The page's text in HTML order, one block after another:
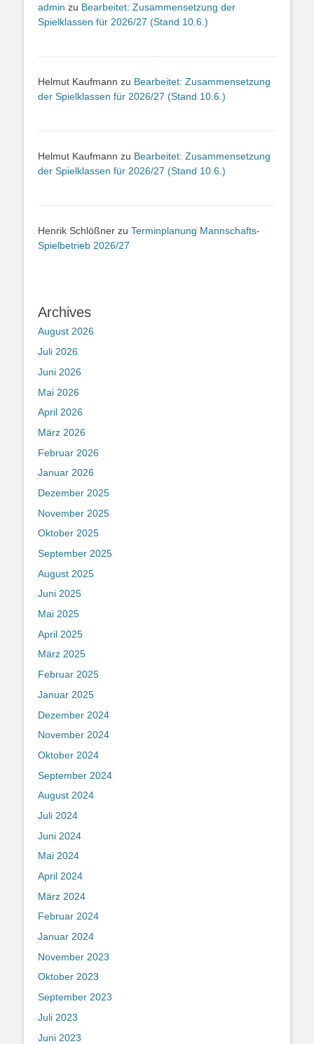
admin zu Bearbeitet: Zusammensetzung der
Spielklassen für 2026/27 (Stand 10.6.)
Helmut Kaufmann zu Bearbeitet: Zusammensetzung
der Spielklassen für 2026/27 (Stand 10.6.)
Helmut Kaufmann zu Bearbeitet: Zusammensetzung
der Spielklassen für 2026/27 (Stand 10.6.)
Henrik Schlößner zu Terminplanung Mannschafts-
Spielbetrieb 2026/27
Archives
August 2026
Juli 2026
Juni 2026
Mai 2026
April 2026
März 2026
Februar 2026
Januar 2026
Dezember 2025
November 2025
Oktober 2025
September 2025
August 2025
Juni 2025
Mai 2025
April 2025
März 2025
Februar 2025
Januar 2025
Dezember 2024
November 2024
Oktober 2024
September 2024
August 2024
Juli 2024
Juni 2024
Mai 2024
April 2024
März 2024
Februar 2024
Januar 2024
November 2023
Oktober 2023
September 2023
Juli 2023
Juni 2023